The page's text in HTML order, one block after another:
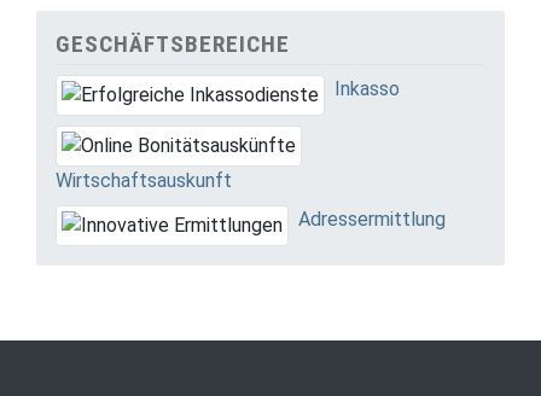
GESCHÄFTSBEREICHE
Inkasso
Wirtschaftsauskunft
Adressermittlung